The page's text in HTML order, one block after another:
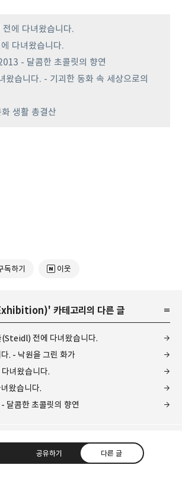
에 다녀왔습니다.
다녀왔습니다.
- 달콤한 초콜릿의 향연
왔습니다. - 기괴한 동화 속 세상으로의
생활 총결산
독하기 이웃
' 카테고리의 다른 글
전에 다녀왔습니다.
. - 낙원을 그린 화가
녀왔습니다.
왔습니다.
달콤한 초콜릿의 향연
공유하기 다른 글